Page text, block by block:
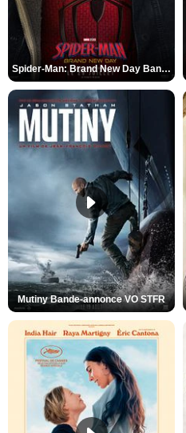
Spider-Man: Brand New Day Bande-annonce VO STFR
Mutiny Bande-annonce VO STFR